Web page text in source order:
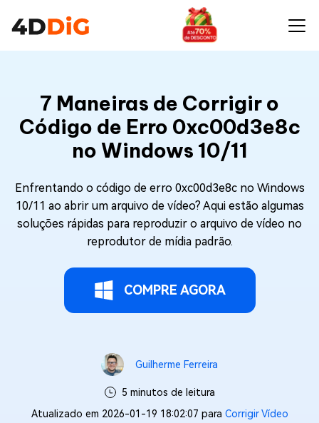
7 Maneiras de Corrigir o
Código de Erro 0xc00d3e8c
no Windows 10/11
Enfrentando o código de erro 0xc00d3e8c no Windows
10/11 ao abrir um arquivo de vídeo? Aqui estão algumas
soluções rápidas para reproduzir o arquivo de vídeo no
reprodutor de mídia padrão.
COMPRE AGORA
Guilherme Ferreira
5 minutos de leitura
Atualizado em 2026-01-19 18:02:07 para Corrigir Vídeo